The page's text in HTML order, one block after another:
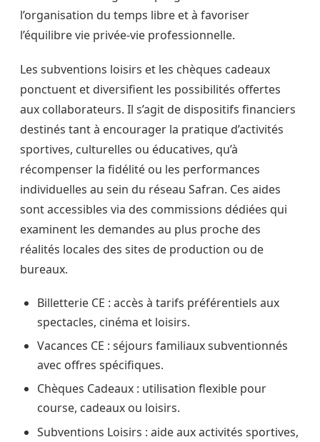
l’organisation du temps libre et à favoriser
l’équilibre vie privée-vie professionnelle.
Les subventions loisirs et les chèques cadeaux
ponctuent et diversifient les possibilités offertes
aux collaborateurs. Il s’agit de dispositifs financiers
destinés tant à encourager la pratique d’activités
sportives, culturelles ou éducatives, qu’à
récompenser la fidélité ou les performances
individuelles au sein du réseau Safran. Ces aides
sont accessibles via des commissions dédiées qui
examinent les demandes au plus proche des
réalités locales des sites de production ou de
bureaux.
Billetterie CE : accès à tarifs préférentiels aux
spectacles, cinéma et loisirs.
Vacances CE : séjours familiaux subventionnés
avec offres spécifiques.
Chèques Cadeaux : utilisation flexible pour
course, cadeaux ou loisirs.
Subventions Loisirs : aide aux activités sportives,